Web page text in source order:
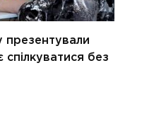
презентували
спілкуватися без